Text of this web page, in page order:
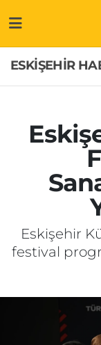
ESKİŞEHİR
Eskişehir
festival
GÜNDEM
ASAYİŞ
EKONOMİ
SAĞLIK
SPOR
MAGAZİN
İletişim
Süper Lig
Tüm
Son
Haber